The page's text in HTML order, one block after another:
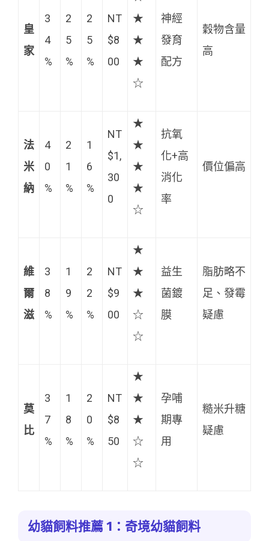
皇
家
3
4
%
2
5
%
2
5
%
NT
$8
00
★
★
★
☆
神經
發育
配方
穀物含量
高
法
米
納
4
0
%
2
1
%
1
6
%
NT
$1,
30
0
★
★
★
★
☆
抗氧
化+高
消化
率
價位偏高
維
爾
滋
3
8
%
1
9
%
2
2
%
NT
$9
00
★
★
★
☆
☆
益生
菌鍍
膜
脂肪略不
足、發霉
疑慮
莫
比
3
7
%
1
8
%
2
0
%
NT
$8
50
★
★
★
☆
☆
孕哺
期專
用
糙米升糖
疑慮
幼貓飼料推薦 1：奇境幼貓飼料